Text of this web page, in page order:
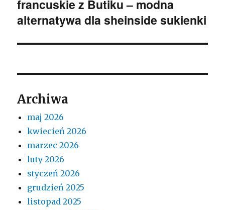
francuskie z Butiku – modna
alternatywa dla sheinside sukienki
Archiwa
maj 2026
kwiecień 2026
marzec 2026
luty 2026
styczeń 2026
grudzień 2025
listopad 2025